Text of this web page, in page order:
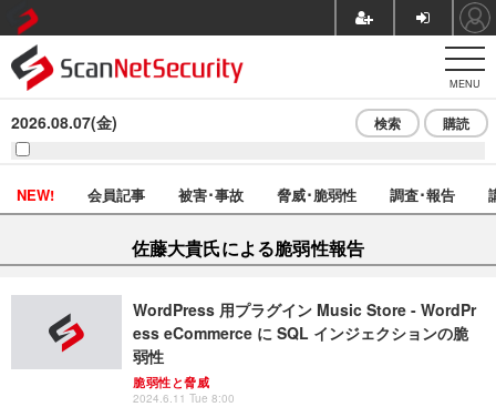
MENU
2026.08.07(金) 検索 購読
NEW! 会員記事 被害･事故 脅威･脆弱性 調査･報告
佐藤大貴氏による脆弱性報告
WordPress 用プラグイン Music Store - WordPr
ess eCommerce に SQL インジェクションの脆
弱性
脆弱性と脅威
2024.6.11 Tue 8:00